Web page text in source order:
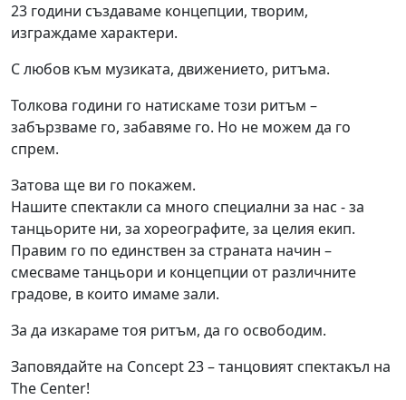
23 години създаваме концепции, творим,
изграждаме характери.
С любов към музиката, движението, ритъма.
Толкова години го натискаме този ритъм –
забързваме го, забавяме го. Но не можем да го
спрем.
Затова ще ви го покажем.
Нашите спектакли са много специални за нас - за
танцьорите ни, за хореографите, за целия екип.
Правим го по единствен за страната начин –
смесваме танцьори и концепции от различните
градове, в които имаме зали.
За да изкараме тоя ритъм, да го освободим.
Заповядайте на Concept 23 – танцовият спектакъл на
The Center!